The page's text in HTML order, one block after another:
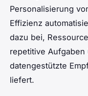
Personalisierung
Effizienz
dazu bei,
repetitive
datengestützte
liefert.